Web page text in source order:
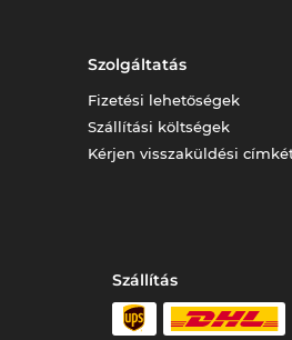
Szolgáltatás
Fizetési lehetőségek
Szállítási költségek
Kérjen visszaküldési
Szállítás